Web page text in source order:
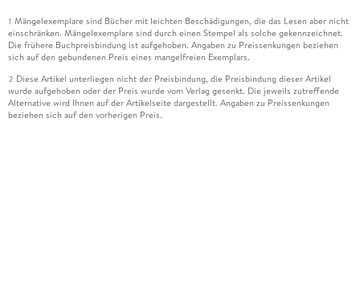
1 Mängelexemplare sind Bücher mit leichten Beschädigungen, die das Lesen aber nicht
einschränken. Mängelexemplare sind durch einen Stempel als solche gekennzeichnet.
Die frühere Buchpreisbindung ist aufgehoben. Angaben zu Preissenkungen beziehen
sich auf den gebundenen Preis eines mangelfreien Exemplars.
2 Diese Artikel unterliegen nicht der Preisbindung, die Preisbindung dieser Artikel
wurde aufgehoben oder der Preis wurde vom Verlag gesenkt. Die jeweils zutreffende
Alternative wird Ihnen auf der Artikelseite dargestellt. Angaben zu Preissenkungen
beziehen sich auf den vorherigen Preis.